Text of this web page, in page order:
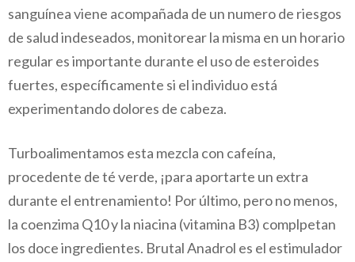
sanguínea viene acompañada de un numero de riesgos
de salud indeseados, monitorear la misma en un horario
regular es importante durante el uso de esteroides
fuertes, específicamente si el individuo está
experimentando dolores de cabeza.
Turboalimentamos esta mezcla con cafeína,
procedente de té verde, ¡para aportarte un extra
durante el entrenamiento! Por último, pero no menos,
la coenzima Q10 y la niacina (vitamina B3) complpetan
los doce ingredientes. Brutal Anadrol es el estimulador